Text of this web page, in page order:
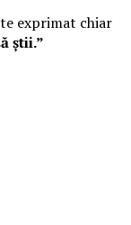
exprimat chiar
știi.”